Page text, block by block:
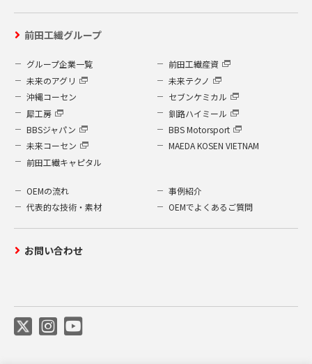
前田工繊グループ
グループ企業一覧
前田工繊産資
未来のアグリ
未来テクノ
沖縄コーセン
セブンケミカル
犀工房
釧路ハイミール
BBSジャパン
BBS Motorsport
未来コーセン
MAEDA KOSEN VIETNAM
前田工繊キャピタル
OEMの流れ
事例紹介
代表的な技術・素材
OEMでよくあるご質問
お問い合わせ